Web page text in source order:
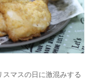
マスの日に激混みする